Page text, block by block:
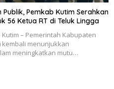
Pemkab Kutim Serahkan
56 Ketua RT di Teluk Lingga
Kutim – Pemerintah Kabupaten
kembali menunjukkan
meningkatkan mutu…